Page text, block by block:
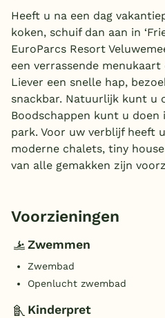
Heeft u na een dag
koken, schuif dan aan in
EuroParcs Resort
een verrassende
Liever een snelle hap,
snackbar. Natuurlijk kunt u
Boodschappen kunt u
park. Voor uw verblijf heeft
moderne chalets, tiny
van alle gemakken zijn
Voorzieningen
Zwemmen
Zwembad
Openlucht zwembad
Kinderpret